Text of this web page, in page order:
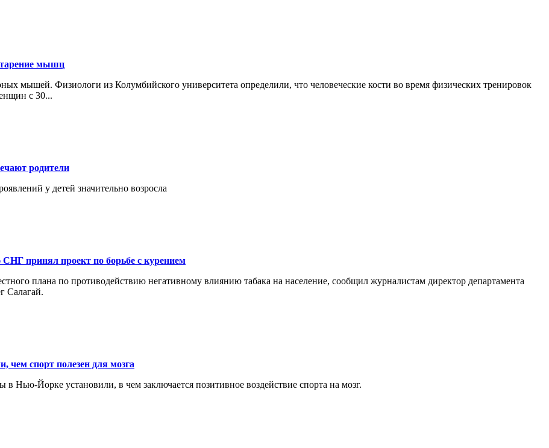
мышц
мышей. Физиологи из Колумбийского университета определили, что человеческие кости во время физических тренировок
с 30...
родители
у детей значительно возросла
принял проект по борьбе с курением
плана по противодействию негативному влиянию табака на население, сообщил журналистам директор департамента
Салагай.
чем спорт полезен для мозга
Нью-Йорке установили, в чем заключается позитивное воздействие спорта на мозг.